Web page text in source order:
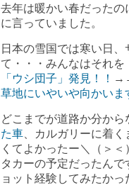
去年は暖かい春だった
に言っていました。
日本の雪国では寒い日
て・・・みんなはそれ
「ウシ団子」発見！！
草地にいやいや向かいま
どこまでが道路か分か
た車 、カルガリーに着
くてよかったー＼（＞
タカーの予定だったん
ョット経験してみたか